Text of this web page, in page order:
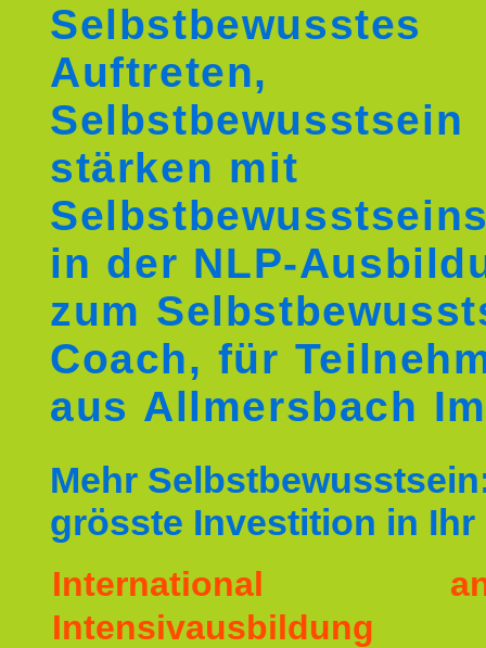
Selbstbewusstes
Auftreten,
Selbstbewusstsein
stärken mit
in der NLP-
zum
Coach, für
aus Allmersbach
Mehr
grösste Investition in Ihr
International